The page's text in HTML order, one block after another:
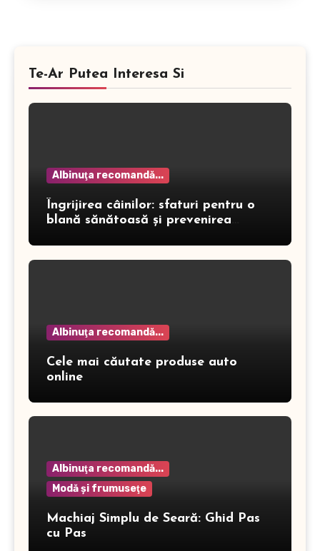
Te-Ar Putea Interesa Si
Albinuţa recomandă...
Îngrijirea câinilor: sfaturi pentru o
blană sănătoasă și prevenirea
Albinuţa recomandă...
Cele mai căutate produse auto
online
Albinuţa recomandă...
Modă şi frumuseţe
Machiaj Simplu de Seară: Ghid Pas
cu Pas